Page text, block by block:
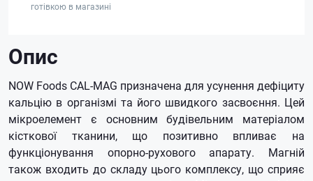
готівкою в магазині
Опис
NOW Foods CAL-MAG призначена для усунення дефіциту
кальцію в організмі та його швидкого засвоєння. Цей
мікроелемент є основним будівельним матеріалом
кісткової тканини, що позитивно впливає на
функціонування опорно-рухового апарату. Магній
також входить до складу цього комплексу, що сприяє